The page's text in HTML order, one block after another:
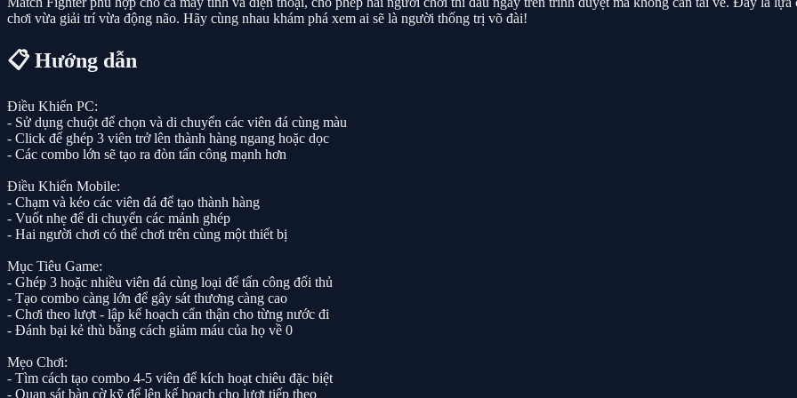
chơi vừa giải trí vừa động não. Hãy cùng nhau khám phá xem ai sẽ là người thống trị võ đài!
📋 Hướng dẫn
Điều Khiển PC:
- Sử dụng chuột để chọn và di chuyển các viên đá cùng màu
- Click để ghép 3 viên trở lên thành hàng ngang hoặc dọc
- Các combo lớn sẽ tạo ra đòn tấn công mạnh hơn
Điều Khiển Mobile:
- Chạm và kéo các viên đá để tạo thành hàng
- Vuốt nhẹ để di chuyển các mảnh ghép
- Hai người chơi có thể chơi trên cùng một thiết bị
Mục Tiêu Game:
- Ghép 3 hoặc nhiều viên đá cùng loại để tấn công đối thủ
- Tạo combo càng lớn để gây sát thương càng cao
- Chơi theo lượt - lập kế hoạch cẩn thận cho từng nước đi
- Đánh bại kẻ thù bằng cách giảm máu của họ về 0
Mẹo Chơi:
- Tìm cách tạo combo 4-5 viên để kích hoạt chiêu đặc biệt
- Quan sát bàn cờ kỹ để lên kế hoạch cho lượt tiếp theo